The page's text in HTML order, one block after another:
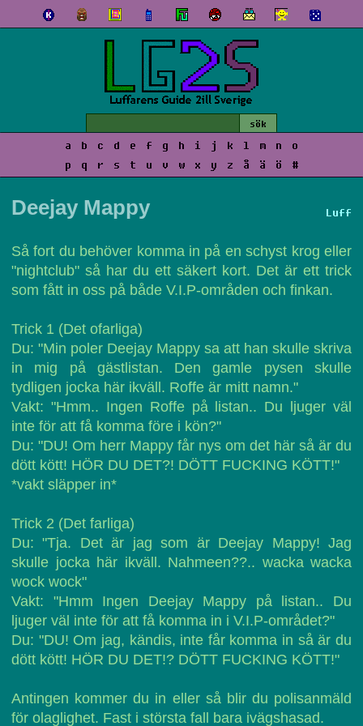
a b c d e f g h i j k l m n
o
p
q r s t u v w x y z å ä ö #
Luff
Deejay Mappy
Så fort du behöver komma in på en schyst krog eller
"nightclub" så har du ett säkert kort. Det är ett trick
som fått in oss på både V.I.P-områden och finkan.
Trick 1 (Det ofarliga)
Du: "Min poler Deejay Mappy sa att han skulle skriva
in mig på gästlistan. Den gamle pysen skulle
tydligen jocka här ikväll. Roffe är mitt namn."
Vakt: "Hmm.. Ingen Roffe på listan.. Du ljuger väl
inte för att få komma före i kön?"
Du: "DU! Om herr Mappy får nys om det här så är du
dött kött! HÖR DU DET?! DÖTT FUCKING KÖTT!"
*vakt släpper in*
Trick 2 (Det farliga)
Du: "Tja. Det är jag som är Deejay Mappy! Jag
skulle jocka här ikväll. Nahmeen??.. wacka wacka
wock wock"
Vakt: "Hmm Ingen Deejay Mappy på listan.. Du
ljuger väl inte för att få komma in i V.I.P-området?"
Du: "DU! Om jag, kändis, inte får komma in så är du
dött kött! HÖR DU DET!? DÖTT FUCKING KÖTT!"
Antingen kommer du in eller så blir du polisanmäld
för olaglighet. Fast i största fall bara ivägshasad.